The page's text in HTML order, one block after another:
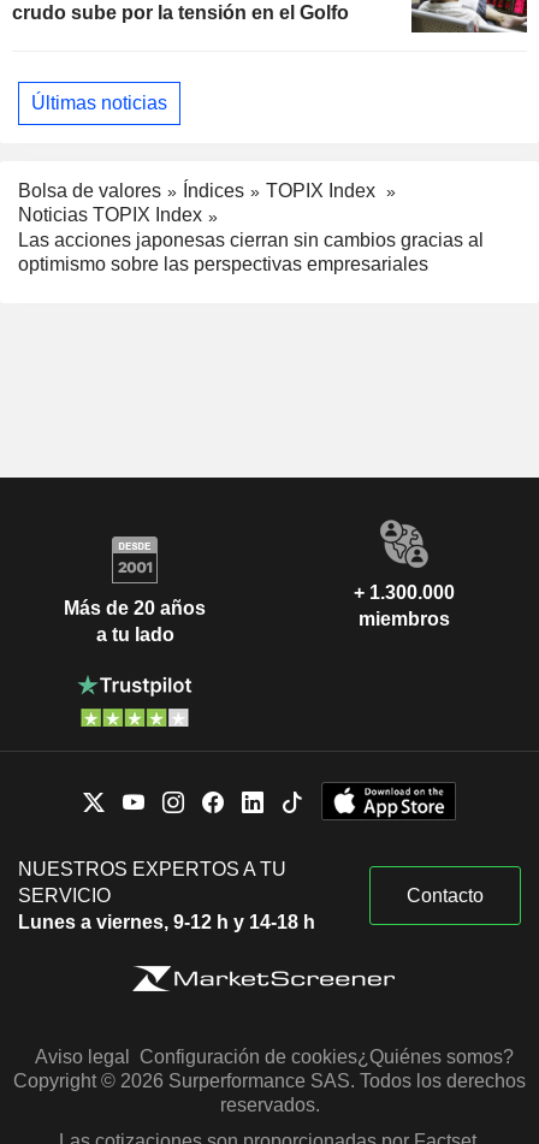
crudo sube por la tensión en el Golfo
Últimas noticias
Bolsa de valores Índices
TOPIX Index
Noticias TOPIX Index
Las acciones japonesas cierran sin cambios gracias al
optimismo sobre las perspectivas empresariales
Más de 20 años
a tu lado
+ 1.300.000
miembros
NUESTROS EXPERTOS A TU
SERVICIO
Lunes a viernes, 9-12 h y 14-18 h
Contacto
Aviso legal Configuración de cookies¿Quiénes somos?
Copyright © 2026 Surperformance SAS. Todos los derechos
reservados.